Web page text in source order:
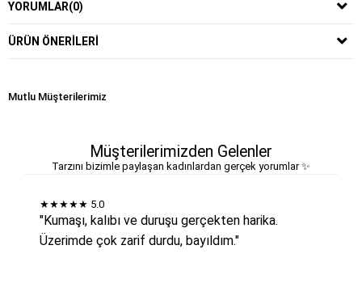
YORUMLAR(0)
ÜRÜN ÖNERILERI
Mutlu Müşterilerimiz
Müşterilerimizden Gelenler
Tarzını bizimle paylaşan kadınlardan gerçek yorumlar ✨
★★★★★ 5.0
"Kumaşı, kalıbı ve duruşu gerçekten harika.
Üzerimde çok zarif durdu, bayıldım."